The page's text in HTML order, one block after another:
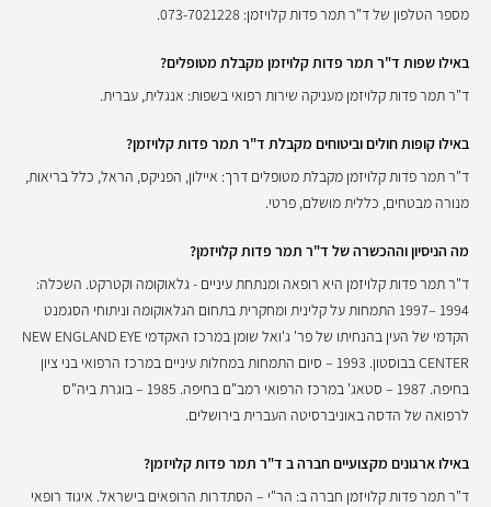
מספר הטלפון של ד"ר תמר פדות קלויזמן: 073-7021228.
באילו שפות ד"ר תמר פדות קלויזמן מקבלת מטופלים?
ד"ר תמר פדות קלויזמן מעניקה שירות רפואי בשפות: אנגלית, עברית.
באילו קופות חולים וביטוחים מקבלת ד"ר תמר פדות קלויזמן?
ד"ר תמר פדות קלויזמן מקבלת מטופלים דרך: איילון, הפניקס, הראל, כלל בריאות,
מנורה מבטחים, כללית מושלם, פרטי.
מה הניסיון וההכשרה של ד"ר תמר פדות קלויזמן?
ד"ר תמר פדות קלויזמן היא רופאה ומנתחת עיניים - גלאוקומה וקטרקט. השכלה:
1994 –1997 התמחות על קלינית ומחקרית בתחום הגלאוקומה וניתוחי הסגמנט
הקדמי של העין בהנחיתו של פר' ג'ואל שומן במרכז האקדמי NEW ENGLAND EYE
CENTER בבוסטון. 1993 – סיום התמחות במחלות עיניים במרכז הרפואי בני ציון
בחיפה. 1987 – סטאג' במרכז הרפואי רמב"ם בחיפה. 1985 – בוגרת ביה"ס
לרפואה של הדסה באוניברסיטה העברית בירושלים.
באילו ארגונים מקצועיים חברה ב ד"ר תמר פדות קלויזמן?
ד"ר תמר פדות קלויזמן חברה ב: הר"י – הסתדרות הרופאים בישראל. איגוד רופאי